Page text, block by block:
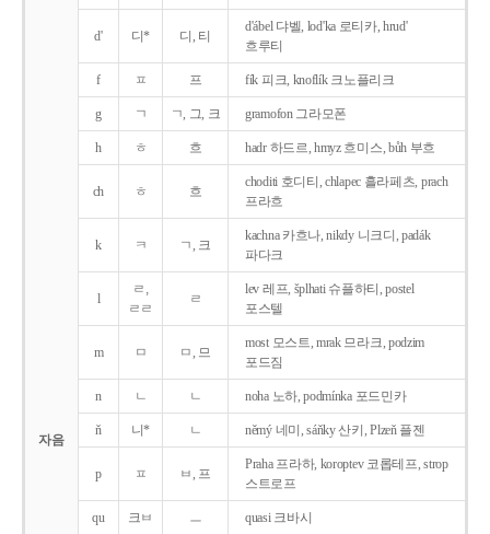
자음
d' 디* 디, 티
d'ábel 댜벨, lod'ka 로티카, hrud'
흐루티
f ㅍ 프 fík 피크, knoflík 크노플리크
g ㄱ ㄱ, 그, 크 gramofon 그라모폰
h ㅎ 흐 hadr 하드르, hmyz 흐미스, bůh 부흐
ch ㅎ 흐
choditi 호디티, chlapec 흘라페츠, prach
프라흐
k ㅋ ㄱ, 크
kachna 카흐나, nikdy 니크디, padák
파다크
l
ㄹ,
ㄹㄹ
ㄹ
lev 레프, šplhati 슈플하티, postel
포스텔
m ㅁ ㅁ, 므
most 모스트, mrak 므라크, podzim
포드짐
n ㄴ ㄴ noha 노하, podmínka 포드민카
ň 니* ㄴ němý 네미, sáňky 산키, Plzeň 플젠
p ㅍ ㅂ, 프
Praha 프라하, koroptev 코롭테프, strop
스트로프
qu 크ㅂ ㅡ quasi 크바시